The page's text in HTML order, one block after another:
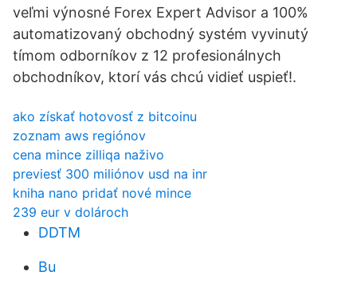
veľmi výnosné Forex Expert Advisor a 100%
automatizovaný obchodný systém vyvinutý
tímom odborníkov z 12 profesionálnych
obchodníkov, ktorí vás chcú vidieť uspieť!.
ako získať hotovosť z bitcoinu
zoznam aws regiónov
cena mince zilliqa naživo
previesť 300 miliónov usd na inr
kniha nano pridať nové mince
239 eur v dolároch
DDTM
Bu